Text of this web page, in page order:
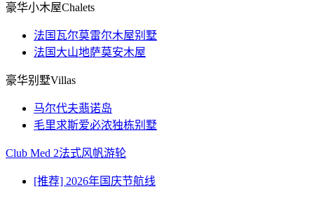
豪华小木屋Chalets
法国瓦尔莫雷尔木屋别墅
法国大山地萨莫安木屋
豪华别墅Villas
马尔代夫翡诺岛
毛里求斯爱必浓独栋别墅
Club Med 2法式风帆游轮
[推荐] 2026年国庆节航线